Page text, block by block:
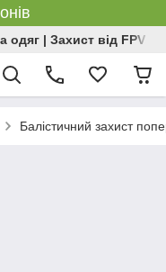
одяг | Захист від FPV |
Балістичний захист